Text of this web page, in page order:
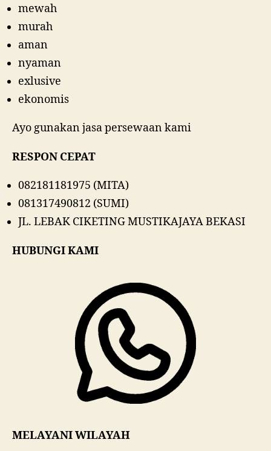
mewah
murah
aman
nyaman
exlusive
ekonomis
Ayo gunakan jasa persewaan kami
RESPON CEPAT
082181181975 (MITA)
081317490812 (SUMI)
JL. LEBAK CIKETING MUSTIKAJAYA BEKASI
HUBUNGI KAMI
MELAYANI WILAYAH